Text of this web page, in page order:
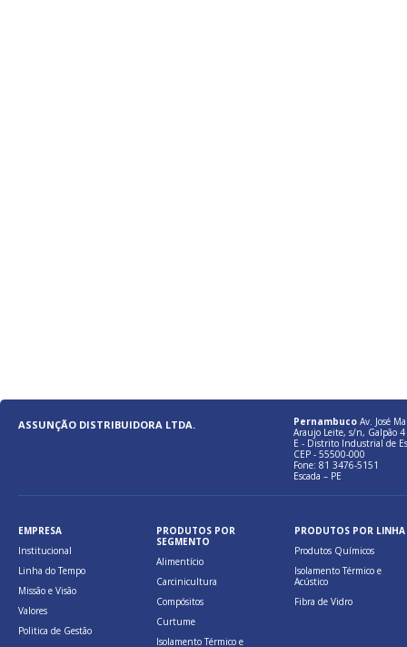
ASSUNÇÃO DISTRIBUIDORA LTDA. Pernambuco Av. José
Araujo Leite, s/n, Galpão 4
E - Distrito Industrial de
CEP - 55500-000
Fone: 81 3476-5151
Escada – PE
EMPRESA
Institucional
Linha do Tempo
Missão e Visão
Valores
Politica de Gestão
PRODUTOS POR
SEGMENTO
Alimentício
Carcinicultura
Compósitos
Curtume
Isolamento Térmico e
PRODUTOS POR LINHA
Produtos Químicos
Isolamento Térmico e
Acústico
Fibra de Vidro